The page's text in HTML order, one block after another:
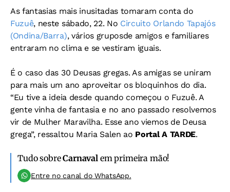
As fantasias mais inusitadas tomaram conta do
Fuzuê, neste sábado, 22. No Circuito Orlando Tapajós
(Ondina/Barra), vários gruposde amigos e familiares
entraram no clima e se vestiram iguais.
É o caso das 30 Deusas gregas. As amigas se uniram
para mais um ano aproveitar os bloquinhos do dia.
“Eu tive a ideia desde quando começou o Fuzuê. A
gente vinha de fantasia e no ano passado resolvemos
vir de Mulher Maravilha. Esse ano viemos de Deusa
grega”, ressaltou Maria Salen ao Portal A TARDE.
Tudo sobreCarnavalem primeira mão!
Entre no canal do WhatsApp.